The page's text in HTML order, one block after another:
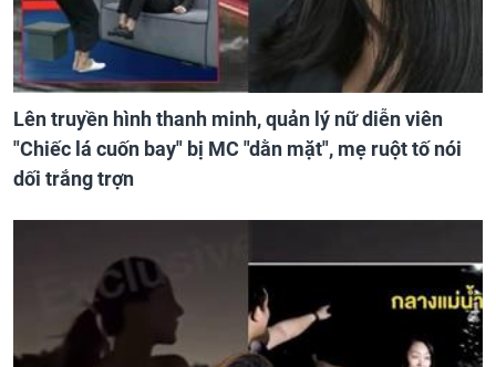
Lên truyền hình thanh minh, quản lý nữ diễn viên
"Chiếc lá cuốn bay" bị MC "dằn mặt", mẹ ruột tố nói
dối trắng trợn